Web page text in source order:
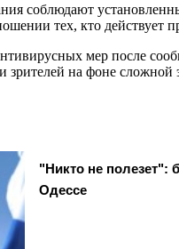
соблюдают
тех, кто действует
мер после
на фоне сложной
"Никто не полезет":
Одессе